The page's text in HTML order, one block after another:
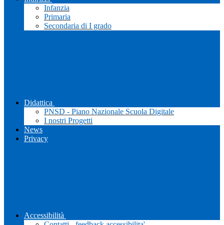
Infanzia
Primaria
Secondaria di I grado
Didattica
PNSD - Piano Nazionale Scuola Digitale
I nostri Progetti
News
Privacy
Accessibilità